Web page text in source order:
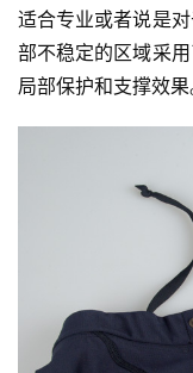
视
频
适合专业或者说是
部不稳定的区域采
局部保护和支撑效果